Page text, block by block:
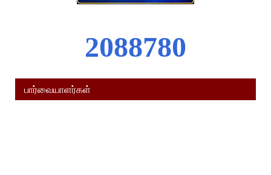
2088780
பார்வையாளர்கள்